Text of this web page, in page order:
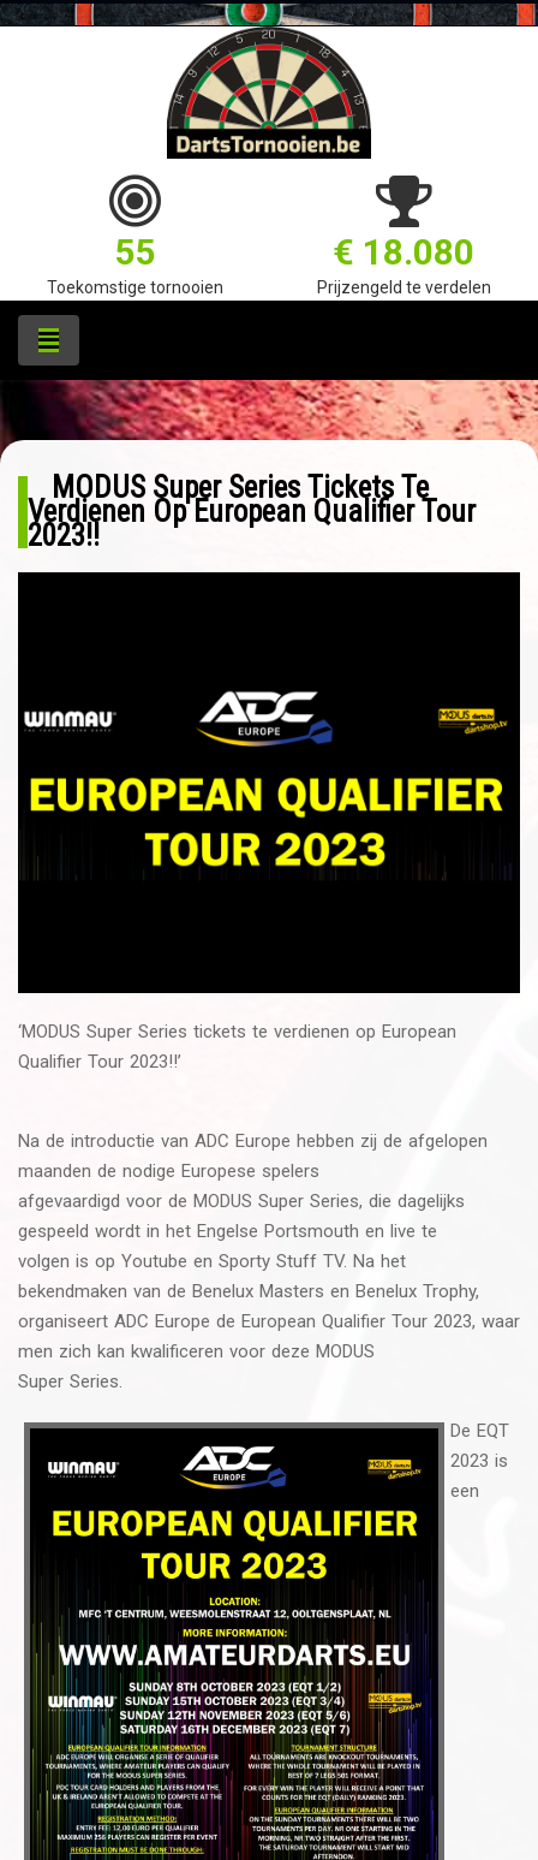
55
Toekomstige tornooien
€ 18.080
Prijzengeld te verdelen
MODUS Super Series Tickets Te
Verdienen Op European Qualifier Tour
2023!!
‘MODUS Super Series tickets te verdienen op European
Qualifier Tour 2023!!’
Na de introductie van ADC Europe hebben zij de afgelopen
maanden de nodige Europese spelers
afgevaardigd voor de MODUS Super Series, die dagelijks
gespeeld wordt in het Engelse Portsmouth en live te
volgen is op Youtube en Sporty Stuff TV. Na het
bekendmaken van de Benelux Masters en Benelux Trophy,
organiseert ADC Europe de European Qualifier Tour 2023, waar
men zich kan kwalificeren voor deze MODUS
Super Series.
De EQT
2023 is
een